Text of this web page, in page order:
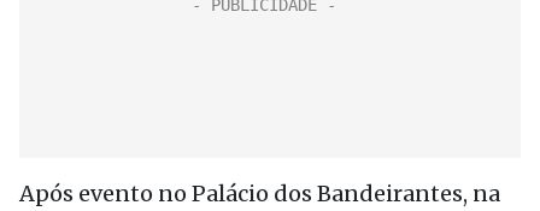
Após evento no Palácio dos Bandeirantes, na